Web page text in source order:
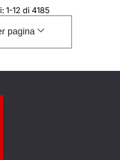
1-12 di 4185
pagina